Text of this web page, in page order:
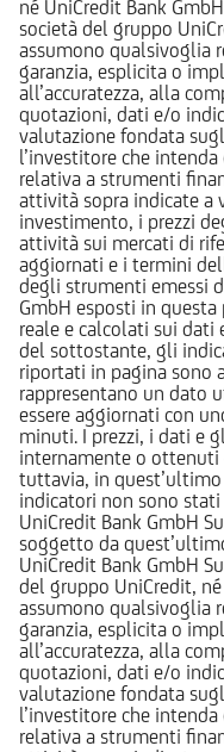
né UniCredit Bank
società del gruppo
assumono qualsivoglia
garanzia, esplicita o
all’accuratezza, alla
quotazioni, dati e/o
valutazione fondata
l’investitore che
relativa a strumenti
attività sopra indicate a
investimento, i prezzi
attività sui mercati di
aggiornati e i termini
degli strumenti emessi
GmbH esposti in
reale e calcolati sui
del sottostante, gli
riportati in pagina sono
rappresentano un dato
essere aggiornati con
minuti. I prezzi, i dati e
internamente o
tuttavia, in
indicatori non sono
UniCredit Bank GmbH
soggetto da
UniCredit Bank GmbH
del gruppo UniCredit,
assumono qualsivoglia
garanzia, esplicita o
all’accuratezza, alla
quotazioni, dati e/o
valutazione fondata
l’investitore che
relativa a strumenti